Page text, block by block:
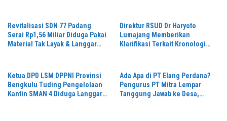
Revitalisasi SDN 77 Padang
Serai Rp1,56 Miliar Diduga Pakai
Material Tak Layak & Langgar
Direktur RSUD Dr Haryoto
Lumajang Memberikan
Klarifikasi Terkait Kronologi
Ketua DPD LSM DPPNI Provinsi
Bengkulu Tuding Pengelolaan
Kantin SMAN 4 Diduga Langgar
Ada Apa di PT Elang Perdana?
Pengurus PT Mitra Lempar
Tanggung Jawab ke Desa,